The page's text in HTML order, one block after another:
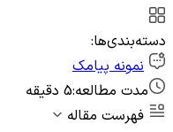
دسته‌بندی‌ها:
نمونه پیامک
مدت مطالعه:5 دقیقه
فهرست مقاله